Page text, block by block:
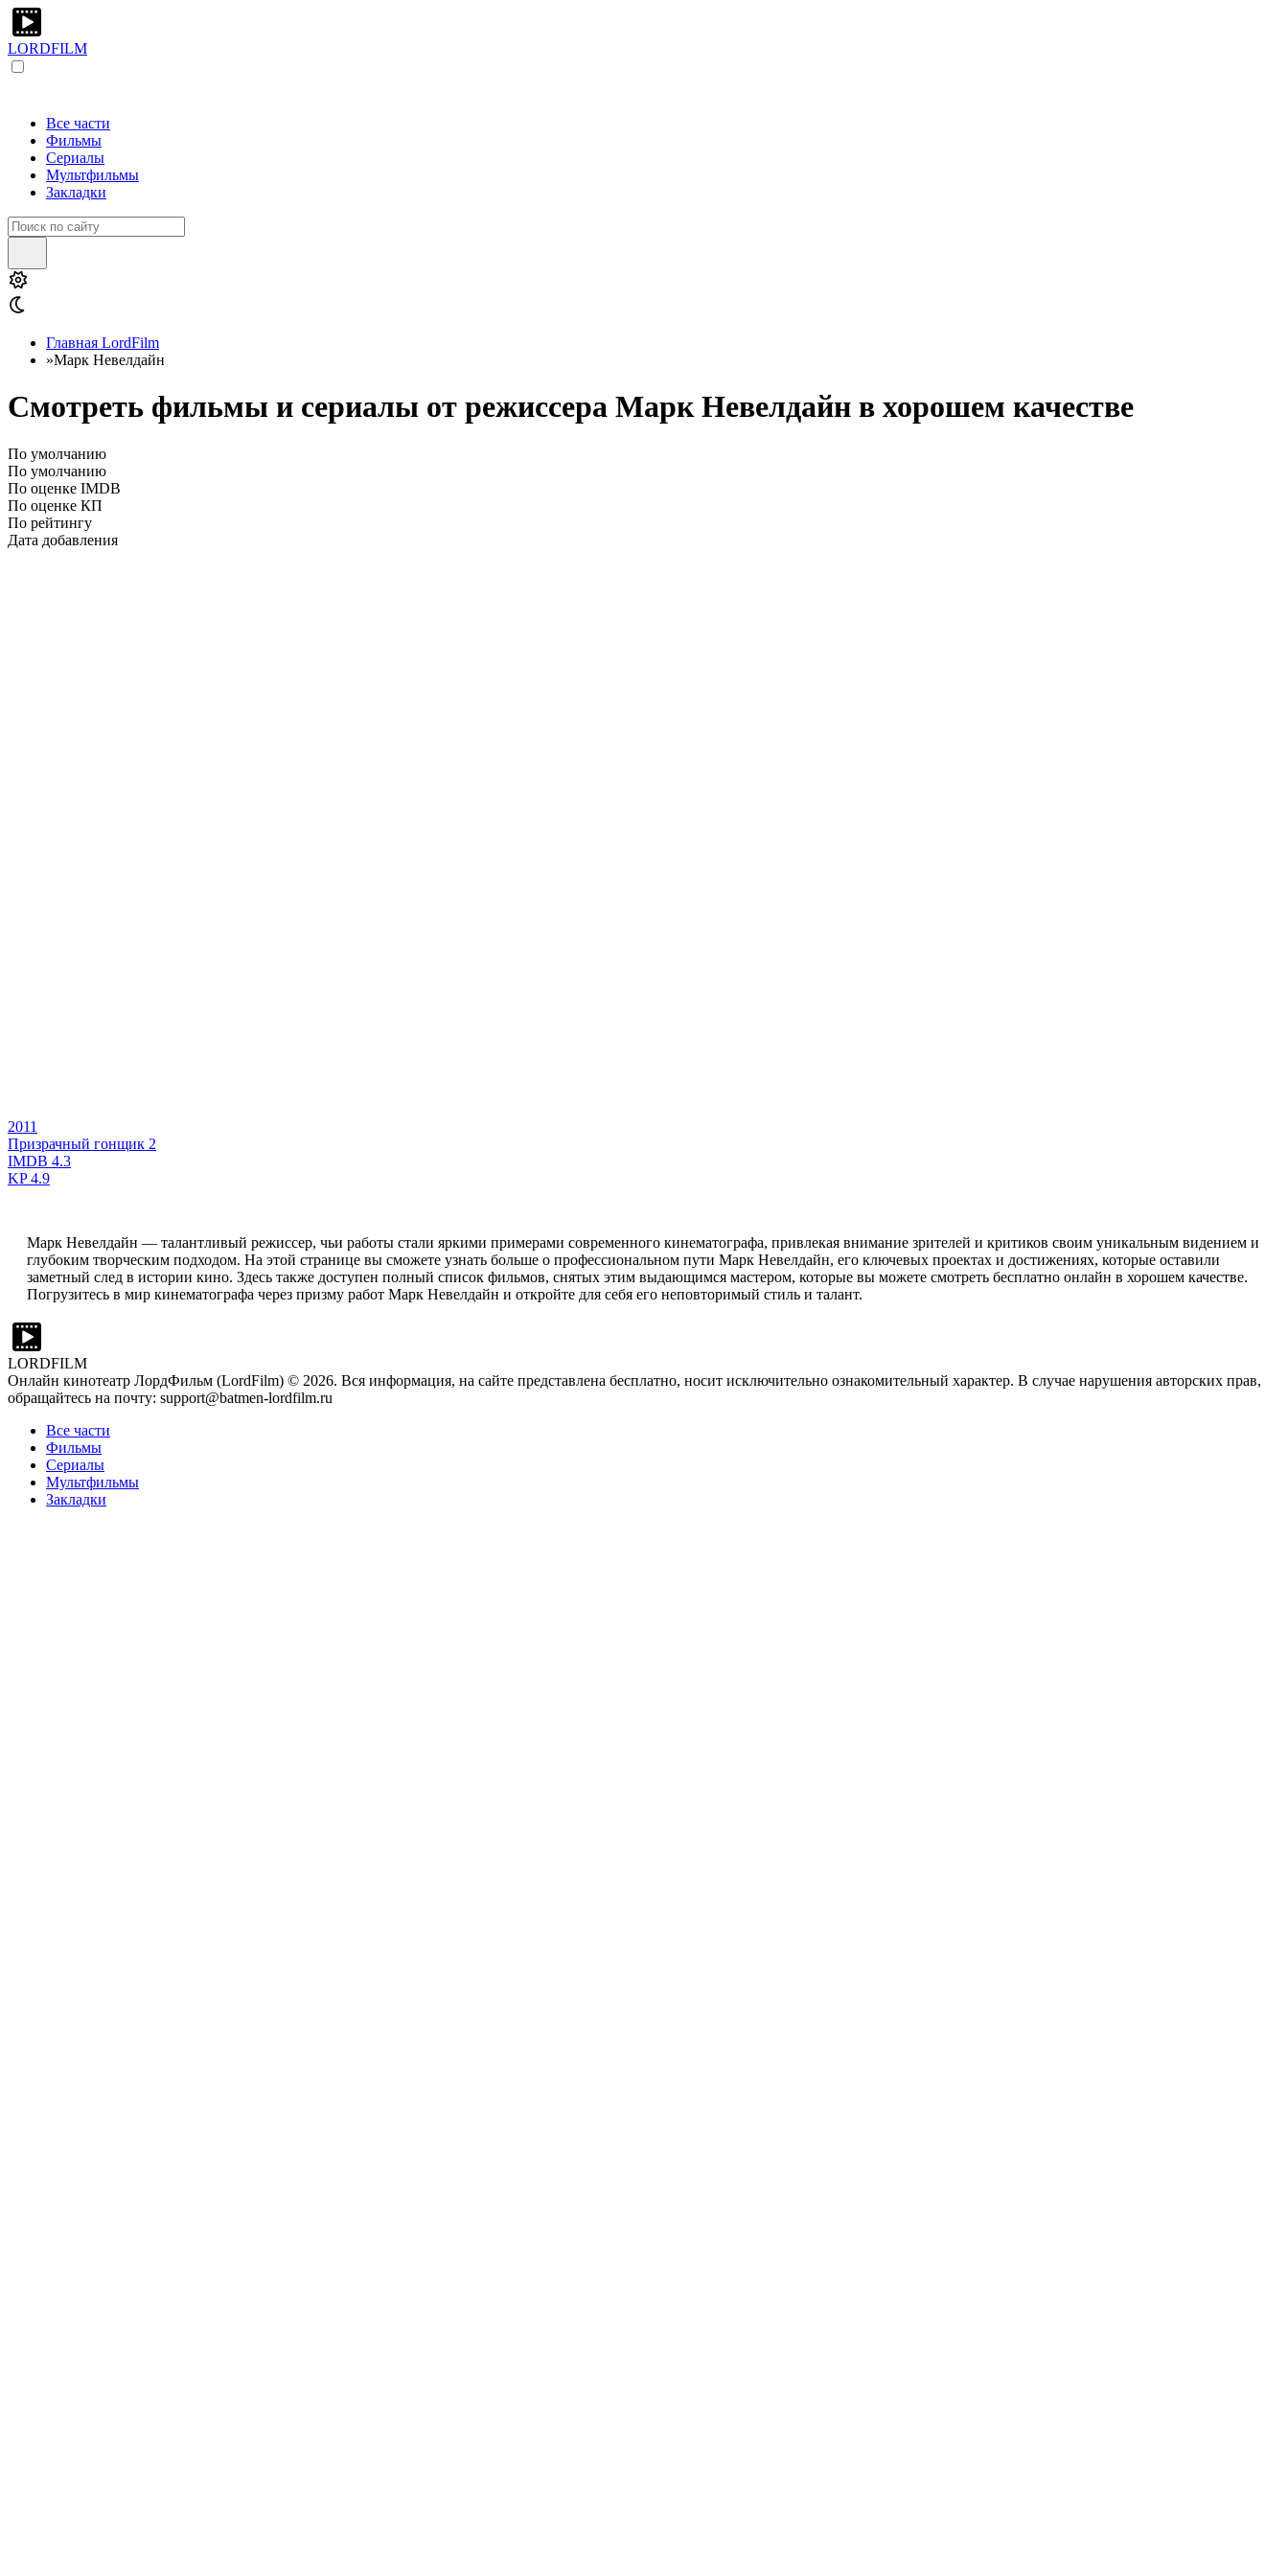
LORDFILM
Все части
Фильмы
Сериалы
Мультфильмы
Закладки
Главная LordFilm
»Марк Невелдайн
Смотреть фильмы и сериалы от режиссера Марк Невелдайн в хорошем качестве
По умолчанию
По умолчанию
По оценке IMDB
По оценке КП
По рейтингу
Дата добавления
2011
Призрачный гонщик 2
IMDB 4.3
KP4.9
Марк Невелдайн — талантливый режиссер, чьи работы стали яркими примерами современного кинематографа, привлекая внимание зрителей и критиков своим уникальным видением и
глубоким творческим подходом. На этой странице вы сможете узнать больше о профессиональном пути Марк Невелдайн, его ключевых проектах и достижениях, которые оставили
заметный след в истории кино. Здесь также доступен полный список фильмов, снятых этим выдающимся мастером, которые вы можете смотреть бесплатно онлайн в хорошем качестве.
Погрузитесь в мир кинематографа через призму работ Марк Невелдайн и откройте для себя его неповторимый стиль и талант.
LORDFILM
Онлайн кинотеатр ЛордФильм (LordFilm) © 2026. Вся информация, на сайте представлена бесплатно, носит исключительно ознакомительный характер. В случае нарушения авторских прав,
обращайтесь на почту: support@batmen-lordfilm.ru
Все части
Фильмы
Сериалы
Мультфильмы
Закладки